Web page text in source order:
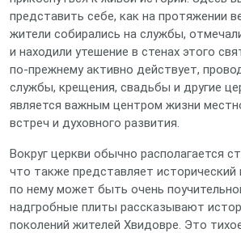
представить себе, как на протяжении
жители собирались на службы,
и находили утешение в стенах этого
по-прежнему активно действует,
службы, крещения, свадьбы и другие
является важным центром жизни
встреч и духовного развития.
Вокруг церкви обычно располагается
что также представляет исторический
по нему может быть очень
надгробные плиты рассказывают
поколений жителей Хвидовре. Это